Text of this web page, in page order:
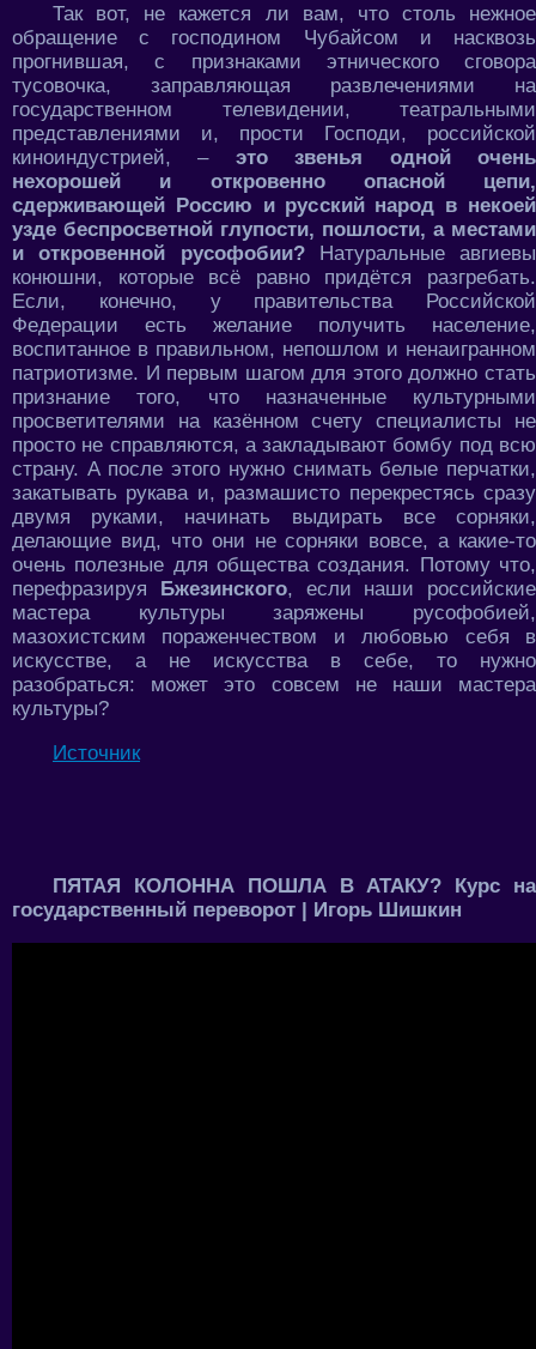
Так вот, не кажется ли вам, что столь нежное
обращение с господином Чубайсом и насквозь
прогнившая, с признаками этнического сговора
тусовочка, заправляющая развлечениями на
государственном телевидении, театральными
представлениями и, прости Господи, российской
киноиндустрией, – это звенья одной очень
нехорошей и откровенно опасной цепи,
сдерживающей Россию и русский народ в некоей
узде беспросветной глупости, пошлости, а местами
и откровенной русофобии? Натуральные авгиевы
конюшни, которые всё равно придётся разгребать.
Если, конечно, у правительства Российской
Федерации есть желание получить население,
воспитанное в правильном, непошлом и ненаигранном
патриотизме. И первым шагом для этого должно стать
признание того, что назначенные культурными
просветителями на казённом счету специалисты не
просто не справляются, а закладывают бомбу под всю
страну. А после этого нужно снимать белые перчатки,
закатывать рукава и, размашисто перекрестясь сразу
двумя руками, начинать выдирать все сорняки,
делающие вид, что они не сорняки вовсе, а какие-то
очень полезные для общества создания. Потому что,
перефразируя Бжезинского, если наши российские
мастера культуры заряжены русофобией,
мазохистским пораженчеством и любовью себя в
искусстве, а не искусства в себе, то нужно
разобраться: может это совсем не наши мастера
культуры?
Источник
ПЯТАЯ КОЛОННА ПОШЛА В АТАКУ? Курс на
государственный переворот | Игорь Шишкин